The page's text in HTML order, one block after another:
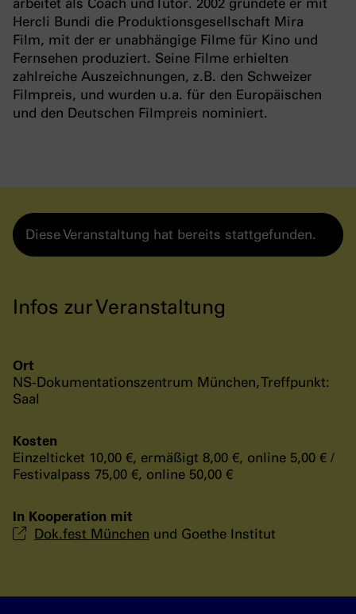
Hercli Bundi die Produktionsgesellschaft Mira
Film, mit der er unabhängige Filme für Kino und
Fernsehen produziert. Seine Filme erhielten
zahlreiche Auszeichnungen, z.B. den Schweizer
Filmpreis, und wurden u.a. für den Europäischen
und den Deutschen Filmpreis nominiert.
Diese Veranstaltung hat bereits stattgefunden.
Infos zur Veranstaltung
Ort
NS-Dokumentationszentrum München, Treffpunkt:
Saal
Kosten
Einzelticket 10,00 €, ermäßigt 8,00 €, online 5,00 € /
Festivalpass 75,00 €, online 50,00 €
In Kooperation mit
Dok.fest München und Goethe Institut